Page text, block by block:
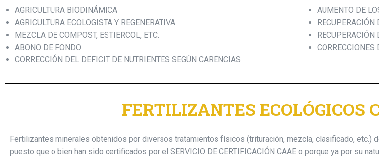
AGRICULTURA BIODINÁMICA
AGRICULTURA ECOLOGISTA Y REGENERATIVA
MEZCLA DE COMPOST, ESTIERCOL, ETC.
ABONO DE FONDO
CORRECCIÓN DEL DEFICIT DE NUTRIENTES SEGÚN CARENCIAS
AUMENTO DE
RECUPERACIÓN
RECUPERACIÓN
CORRECCIONES
FERTILIZANTES ECOLÓGICOS
Fertilizantes minerales obtenidos por diversos tratamientos físicos (trituración, mezcla, clasificado, etc.)
puesto que o bien han sido certificados por el SERVICIO DE CERTIFICACIÓN CAAE o porque ya por su